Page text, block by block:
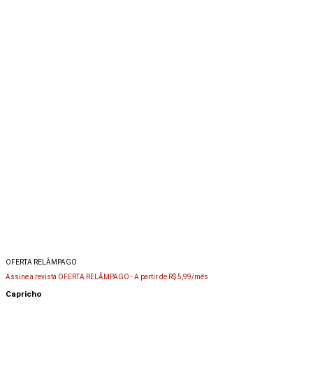
OFERTA RELÂMPAGO
Assine a revista OFERTA RELÂMPAGO -A partir de R$ 5,99/mês
Capricho